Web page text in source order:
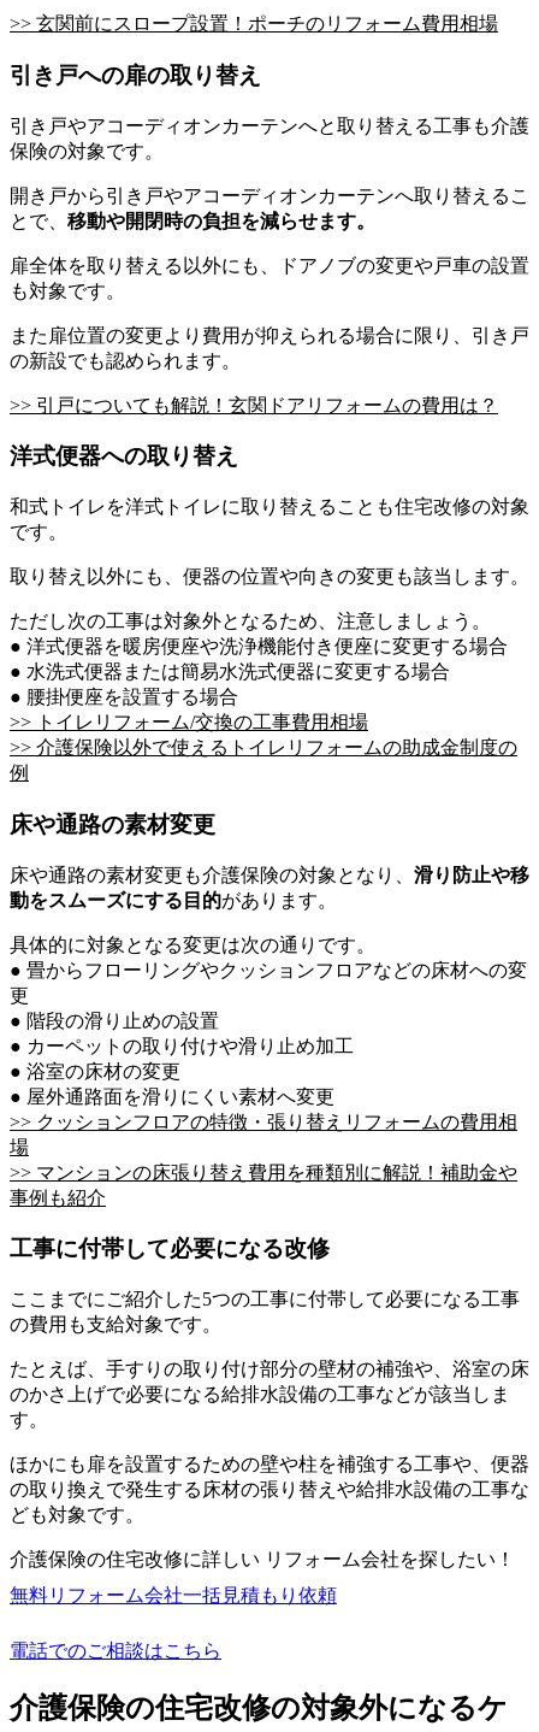
>> 玄関前にスロープ設置！ポーチのリフォーム費用相場
引き戸への扉の取り替え
引き戸やアコーディオンカーテンへと取り替える工事も介護
保険の対象です。
開き戸から引き戸やアコーディオンカーテンへ取り替えるこ
とで、 移動や開閉時の負担を減らせます。
扉全体を取り替える以外にも、ドアノブの変更や戸車の設置
も対象です。
また扉位置の変更より費用が抑えられる場合に限り、引き戸
の新設でも認められます。
>> 引戸についても解説！玄関ドアリフォームの費用は？
洋式便器への取り替え
和式トイレを洋式トイレに取り替えることも住宅改修の対象
です。
取り替え以外にも、便器の位置や向きの変更も該当します。
ただし次の工事は対象外となるため、注意しましょう。
● 洋式便器を暖房便座や洗浄機能付き便座に変更する場合
● 水洗式便器または簡易水洗式便器に変更する場合
● 腰掛便座を設置する場合
>> トイレリフォーム/交換の工事費用相場
>> 介護保険以外で使えるトイレリフォームの助成金制度の
例
床や通路の素材変更
床や通路の素材変更も介護保険の対象となり、 滑り防止や移
動をスムーズにする目的があります。
具体的に対象となる変更は次の通りです。
● 畳からフローリングやクッションフロアなどの床材への変
更
● 階段の滑り止めの設置
● カーペットの取り付けや滑り止め加工
● 浴室の床材の変更
● 屋外通路面を滑りにくい素材へ変更
>> クッションフロアの特徴・張り替えリフォームの費用相
場
>> マンションの床張り替え費用を種類別に解説！補助金や
事例も紹介
工事に付帯して必要になる改修
ここまでにご紹介した5つの工事に付帯して必要になる工事
の費用も支給対象です。
たとえば、手すりの取り付け部分の壁材の補強や、浴室の床
のかさ上げで必要になる給排水設備の工事などが該当しま
す。
ほかにも扉を設置するための壁や柱を補強する工事や、便器
の取り換えで発生する床材の張り替えや給排水設備の工事な
ども対象です。
介護保険の住宅改修に詳しい リフォーム会社を探したい！
無料リフォーム会社一括見積もり依頼
電話でのご相談はこちら
介護保険の住宅改修の対象外になるケ